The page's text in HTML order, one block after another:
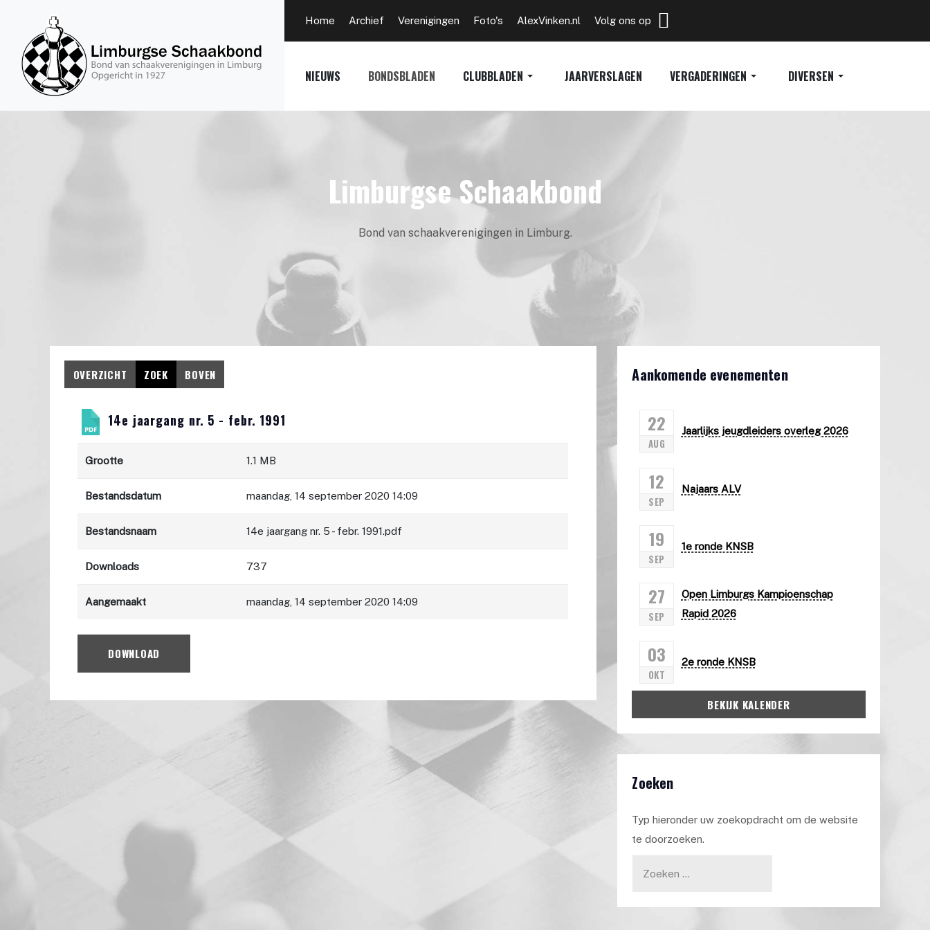
Home Archief Verenigingen Foto's AlexVinken.nl Volg ons op
NIEUWS BONDSBLADEN CLUBBLADEN JAARVERSLAGEN VERGADERINGEN DIVERSEN
Limburgse Schaakbond
Bond van schaakverenigingen in Limburg.
OVERZICHT ZOEK BOVEN
14e jaargang nr. 5 - febr. 1991
Grootte 1.1 MB
Bestandsdatum maandag, 14 september 2020 14:09
Bestandsnaam 14e jaargang nr. 5 - febr. 1991.pdf
Downloads 737
Aangemaakt maandag, 14 september 2020 14:09
DOWNLOAD
Aankomende evenementen
22
AUG
Jaarlijks jeugdleiders overleg 2026
12
SEP
Najaars ALV
19
SEP
1e ronde KNSB
27
SEP
Open Limburgs Kampioenschap
Rapid 2026
03
OKT
2e ronde KNSB
BEKIJK KALENDER
Zoeken
Typ hieronder uw zoekopdracht om de website
te doorzoeken.